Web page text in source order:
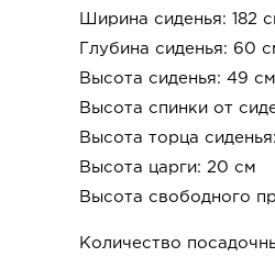
Ширина сиденья: 182
Глубина сиденья: 60
Высота сиденья: 49 см
Высота спинки от
Высота торца
Высота царги: 20 см
Высота свободного
Количество